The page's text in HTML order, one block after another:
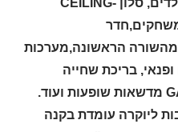
הראשונה,מערכות
בריכת שחייה
מדשאות שופעות ועוד.
ליוקרה עומדת בקנה